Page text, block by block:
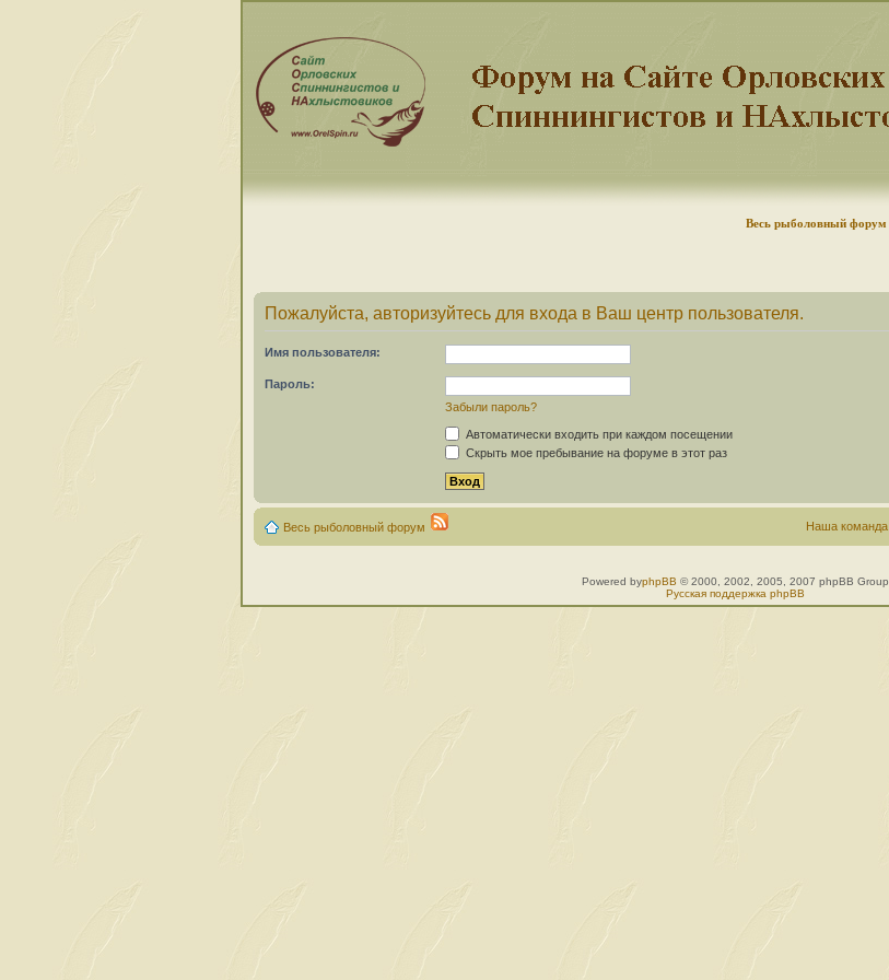
Весь рыболовный форум
Пожалуйста, авторизуйтесь для входа в Ваш центр пользователя.
Имя пользователя:
Пароль:
Забыли пароль?
Автоматически входить при каждом посещении
Скрыть мое пребывание на форуме в этот раз
Весь рыболовный форум Наша команда
Powered byphpBB © 2000, 2002, 2005, 2007 phpBB Group
Русская поддержка phpBB